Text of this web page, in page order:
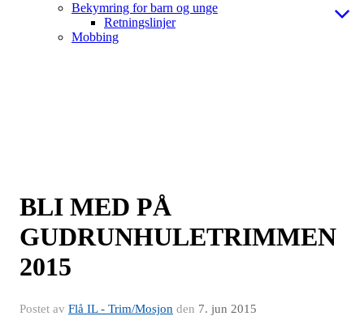
Bekymring for barn og unge
Retningslinjer
Mobbing
BLI MED PÅ
GUDRUNHULETRIMMEN
2015
Postet av Flå IL - Trim/Mosjon den 7. jun 2015